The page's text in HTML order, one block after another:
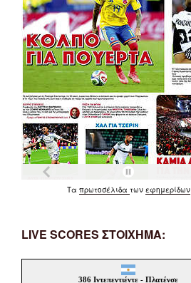
Τα πρωτοσέλιδα των εφημερίδων
LIVE SCORES ΣΤΟΙΧΗΜΑ: